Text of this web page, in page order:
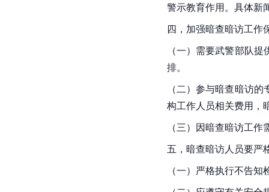
警示教育作用。具体新
四，加强暗查暗访工作
（一）需要武警部队
排。
（二）参与暗查暗访
构工作人员相关费用，
（三）因暗查暗访工
五，暗查暗访人员要严
（一）严格执行不告